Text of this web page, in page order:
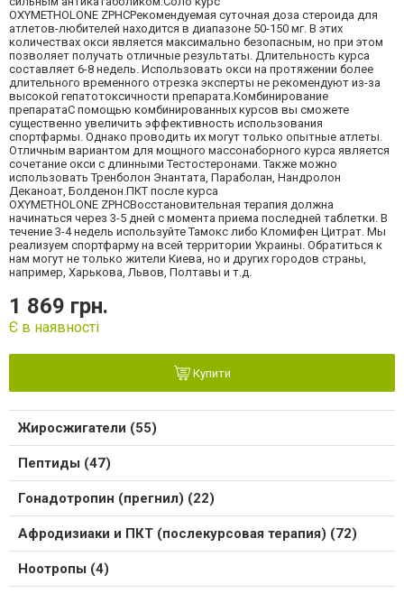
OXYMETHOLONE ZPHCРекомендуемая суточная доза стероида для
атлетов-любителей находится в диапазоне 50-150 мг. В этих
количествах окси является максимально безопасным, но при этом
позволяет получать отличные результаты. Длительность курса
составляет 6-8 недель. Использовать окси на протяжении более
длительного временного отрезка эксперты не рекомендуют из-за
высокой гепатотоксичности препарата.Комбинирование
препаратаС помощью комбинированных курсов вы сможете
существенно увеличить эффективность использования
спортфармы. Однако проводить их могут только опытные атлеты.
Отличным вариантом для мощного массонаборного курса является
сочетание окси с длинными Тестостеронами. Также можно
использовать Тренболон Энантата, Параболан, Нандролон
Деканоат, Болденон.ПКТ после курса
OXYMETHOLONE ZPHCВосстановительная терапия должна
начинаться через 3-5 дней с момента приема последней таблетки. В
течение 3-4 недель используйте Тамокс либо Кломифен Цитрат. Мы
реализуем спортфарму на всей территории Украины. Обратиться к
нам могут не только жители Киева, но и других городов страны,
например, Харькова, Львов, Полтавы и т.д.
1 869 грн.
Є в наявності
Купити
Жиросжигатели (55)
Пептиды (47)
Гонадотропин (прегнил) (22)
Афродизиаки и ПКТ (послекурсовая терапия) (72)
Ноотропы (4)